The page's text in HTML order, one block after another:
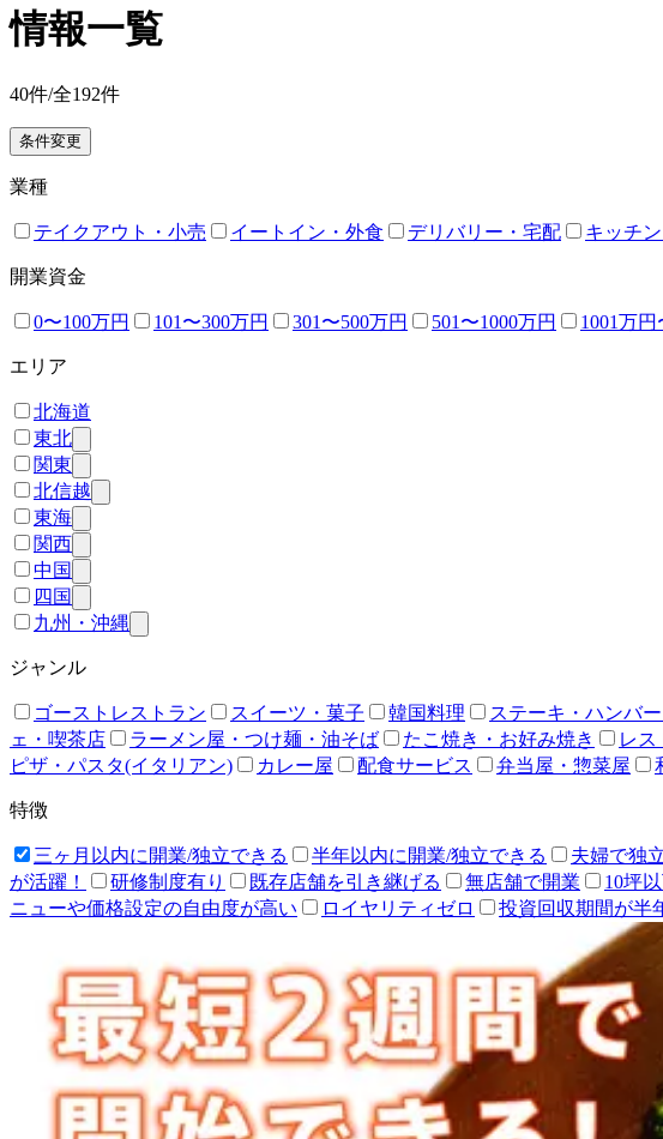
情報一覧
40件/全192件
条件変更
業種
テイクアウト・小売 イートイン・外食 デリバリー・宅配 キッチ
開業資金
0〜100万円 101〜300万円 301〜500万円 501〜1000万円 1001万円
エリア
北海道
東北
関東
北信越
東海
関西
中国
四国
九州・沖縄
ジャンル
ゴーストレストラン スイーツ・菓子 韓国料理 ステーキ・ハンバ
ェ・喫茶店
ラーメン屋・つけ麺・油そば たこ焼き・お好み焼き レス
ピザ・パスタ(イタリアン)
カレー屋 配食サービス 弁当屋・惣菜屋
特徴
三ヶ月以内に開業/独立できる 半年以内に開業/独立できる 夫婦で独
が活躍！
研修制度有り 既存店舗を引き継げる 無店舗で開業 10坪
ニューや価格設定の自由度が高い
ロイヤリティゼロ 投資回収期間が半